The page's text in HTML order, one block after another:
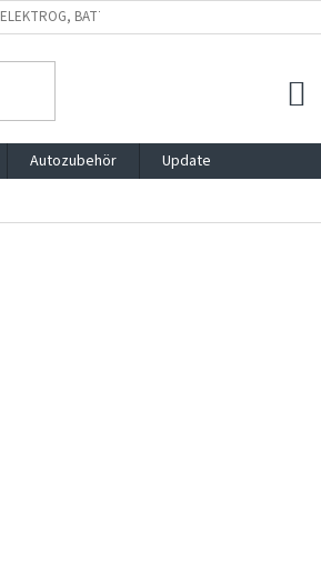
ELEKTROG, BATTG, VERPACKG
Autozubehör
Update